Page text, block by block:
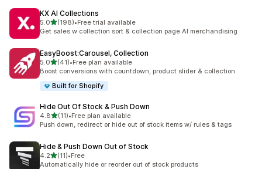
KX AI Collections
5.0เต็ม 5 ดาว
(198)
ทั้งหมด 198 รีวิว
•Free trial available
Get sales w collection sort & collection page AI merchandising
EasyBoost:Carousel, Collection
5.0เต็ม 5 ดาว
(41)
ทั้งหมด 41 รีวิว
•Free plan available
Boost conversions with countdown, product slider & collection
Built for Shopify
Hide Out Of Stock & Push Down
4.8เต็ม 5 ดาว
(11)
ทั้งหมด 11 รีวิว
•Free plan available
Push down, redirect or hide out of stock items w/ rules & tags
Hide & Push Down Out of Stock
4.2เต็ม 5 ดาว
(11)
ทั้งหมด 11 รีวิว
•Free
Automatically hide or reorder out of stock products